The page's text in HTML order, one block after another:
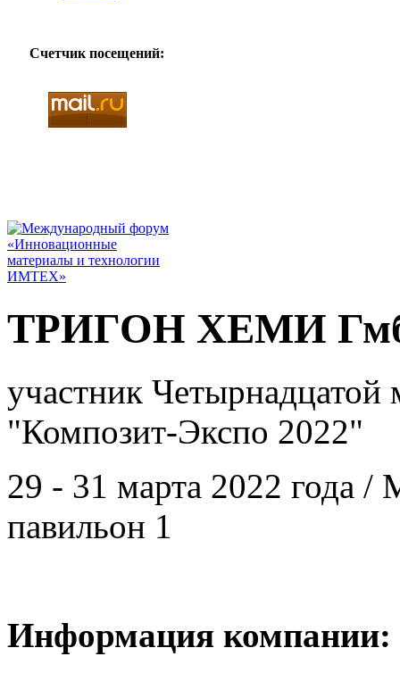
Счетчик посещений:
ТРИГОН ХЕМИ
участник
"Композит-Экспо 2022"
29 - 31 марта 2022 года
павильон 1
Информация компании: